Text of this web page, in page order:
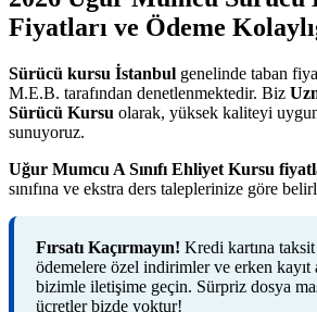
Fiyatları ve Ödeme
Sürücü kursu İstanbul genelinde taban
M.E.B. tarafından denetlenmektedir. Biz
Sürücü Kursu olarak, yüksek kaliteyi
sunuyoruz.
Uğur Mumcu A Sınıfı Ehliyet Kursu
sınıfına ve ekstra ders taleplerinize göre
Fırsatı Kaçırmayın! Kredi kartına
ödemelere özel indirimler ve erken kayıt
bizimle iletişime geçin. Sürpriz dosya
ücretler bizde yoktur!